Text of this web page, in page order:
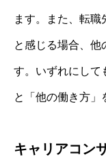
ます。また、転
と感じる場合、他
す。いずれにして
と「他の働き方」
キャリアコン